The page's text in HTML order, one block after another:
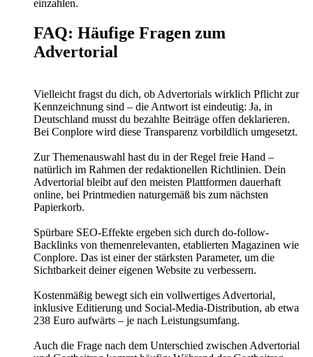
einzahlen.
FAQ: Häufige Fragen zum
Advertorial
Vielleicht fragst du dich, ob Advertorials wirklich Pflicht zur
Kennzeichnung sind – die Antwort ist eindeutig: Ja, in
Deutschland musst du bezahlte Beiträge offen deklarieren.
Bei Conplore wird diese Transparenz vorbildlich umgesetzt.
Zur Themenauswahl hast du in der Regel freie Hand –
natürlich im Rahmen der redaktionellen Richtlinien. Dein
Advertorial bleibt auf den meisten Plattformen dauerhaft
online, bei Printmedien naturgemäß bis zum nächsten
Papierkorb.
Spürbare SEO-Effekte ergeben sich durch do-follow-
Backlinks von themenrelevanten, etablierten Magazinen wie
Conplore. Das ist einer der stärksten Parameter, um die
Sichtbarkeit deiner eigenen Website zu verbessern.
Kostenmäßig bewegt sich ein vollwertiges Advertorial,
inklusive Editierung und Social-Media-Distribution, ab etwa
238 Euro aufwärts – je nach Leistungsumfang.
Auch die Frage nach dem Unterschied zwischen Advertorial